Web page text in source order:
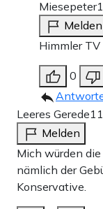
Miesepeter
Melden
Himmler TV
0
Leeres Gerede
Melden
Mich würden
nämlich der
Konservative.